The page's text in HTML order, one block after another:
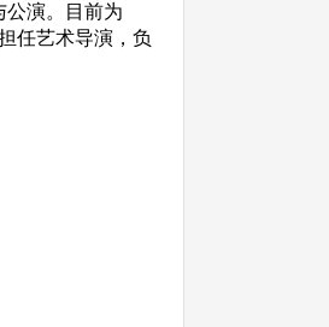
演。目前为
任艺术导演，负